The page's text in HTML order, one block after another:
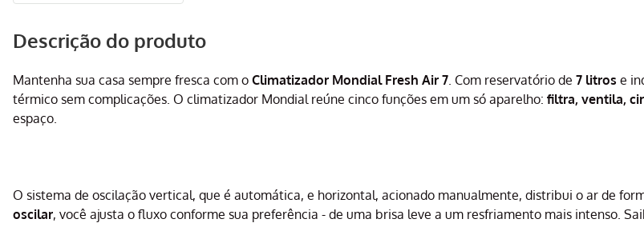
Descrição do produto
Mantenha sua casa sempre fresca com o Climatizador Mondial Fresh Air 7. Com reservatório de 7 litros e
térmico sem complicações. O climatizador Mondial reúne cinco funções em um só aparelho: filtra, ventila,
espaço.
O sistema de oscilação vertical, que é automática, e horizontal, acionado manualmente, distribui o ar de
oscilar, você ajusta o fluxo conforme sua preferência - de uma brisa leve a um resfriamento mais intenso.